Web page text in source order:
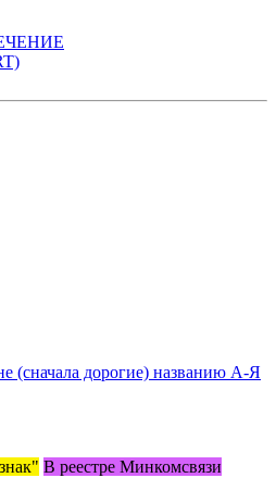
(сначала дорогие) названию А-Я
В реестре Минкомсвязи